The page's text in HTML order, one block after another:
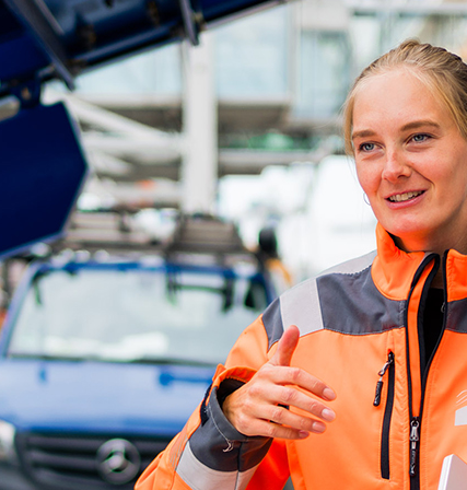
Center der HPA
aller Verkehrsmeldungen im Hafen am